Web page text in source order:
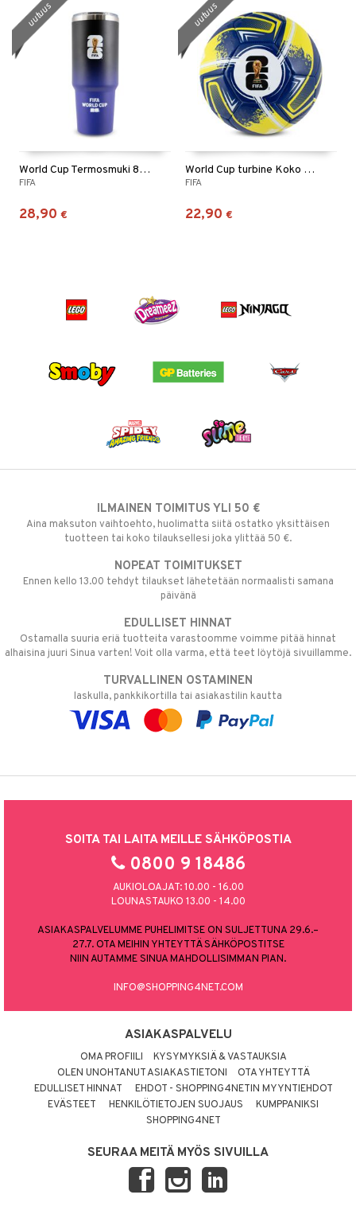
World Cup Termosmuki 850 ml Vihreä
FIFA
28,90 €
uutuus
World Cup turbine Koko 5 Sininen
FIFA
22,90 €
uutuus
ILMAINEN TOIMITUS YLI 50 €
Aina maksuton vaihtoehto, huolimatta siitä ostatko yksittäisen
tuotteen tai koko tilauksellesi joka ylittää 50 €.
NOPEAT TOIMITUKSET
Ennen kello 13.00 tehdyt tilaukset lähetetään normaalisti samana
päivänä
EDULLISET HINNAT
Ostamalla suuria eriä tuotteita varastoomme voimme pitää hinnat
alhaisina juuri Sinua varten! Voit olla varma, että teet löytöjä sivuillamme.
TURVALLINEN OSTAMINEN
laskulla, pankkikortilla tai asiakastilin kautta
SOITA TAI LAITA MEILLE SÄHKÖPOSTIA
0800 9 18486
AUKIOLOAJAT: 10.00 - 16.00
LOUNASTAUKO 13.00 - 14.00
ASIAKASPALVELUMME PUHELIMITSE ON SULJETTUNA 29.6.–
27.7. OTA MEIHIN YHTEYTTÄ SÄHKÖPOSTITSE
NIIN AUTAMME SINUA MAHDOLLISIMMAN PIAN.
INFO@SHOPPING4NET.COM
ASIAKASPALVELU
OMA PROFIILI
KYSYMYKSIÄ & VASTAUKSIA
OLEN UNOHTANUT ASIAKASTIETONI
OTA YHTEYTTÄ
EDULLISET HINNAT
EHDOT - SHOPPING4NETIN MYYNTIEHDOT
EVÄSTEET
HENKILÖTIETOJEN SUOJAUS
KUMPPANIKSI
SHOPPING4NET
SEURAA MEITÄ MYÖS SIVUILLA